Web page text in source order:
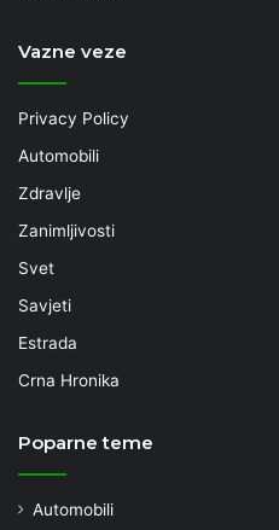
Vazne veze
Privacy Policy
Automobili
Zdravlje
Zanimljivosti
Svet
Savjeti
Estrada
Crna Hronika
Poparne teme
Automobili